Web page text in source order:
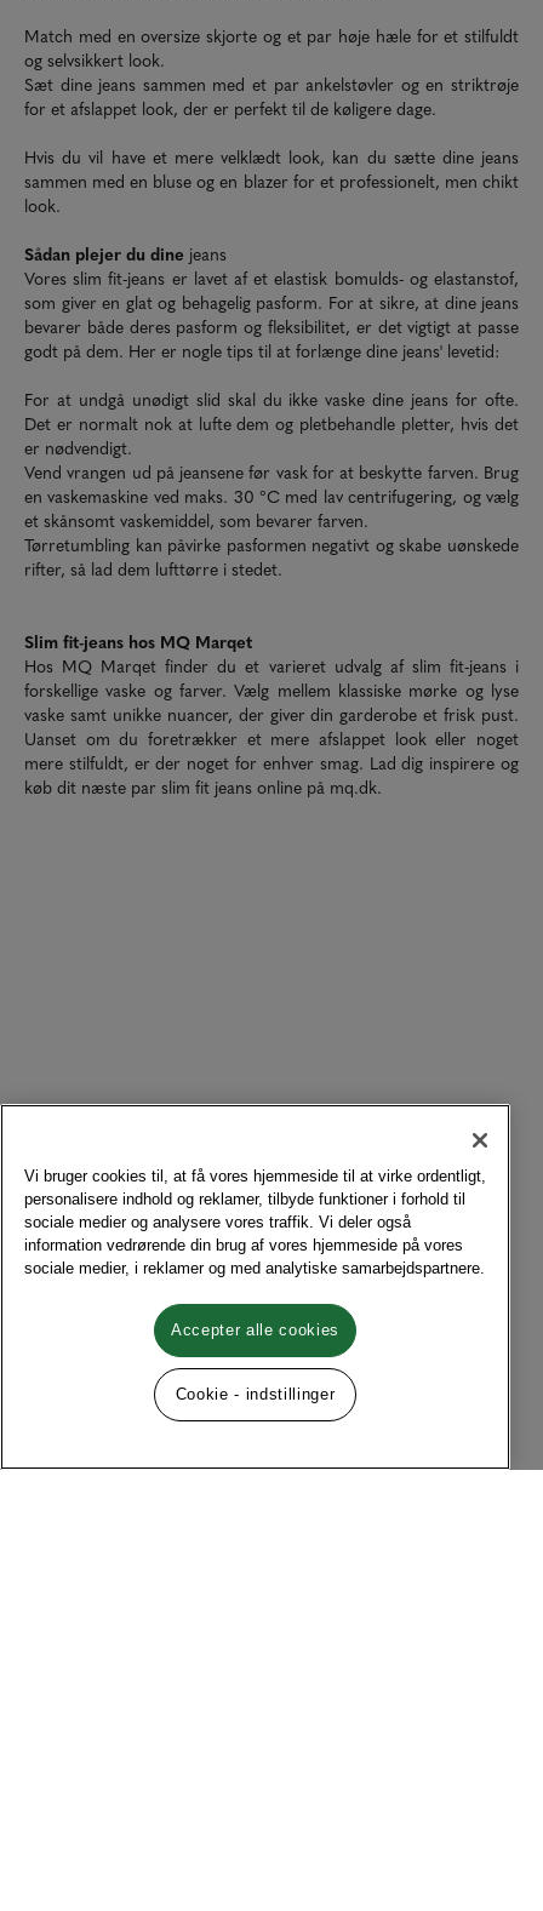
Match med en oversize skjorte og et par høje hæle for et stilfuldt
og selvsikkert look.
Sæt dine jeans sammen med et par ankelstøvler og en striktrøje
for et afslappet look, der er perfekt til de køligere dage.
Hvis du vil have et mere velklædt look, kan du sætte dine jeans
sammen med en bluseog en blazer for et professionelt, men chikt
look.
Sådan plejer du dine jeans
Vores slim fit-jeans er lavet af et elastisk bomulds- og elastanstof,
som giver en glat og behagelig pasform. For at sikre, at dine jeans
bevarer både deres pasform og fleksibilitet, er det vigtigt at passe
godt på dem. Her er nogle tips til at forlænge dine jeans' levetid:
For at undgå unødigt slid skal du ikke vaske dine jeans for ofte.
Det er normalt nok at lufte dem og pletbehandle pletter, hvis det
er nødvendigt.
Vend vrangen ud på jeansene før vask for at beskytte farven. Brug
en vaskemaskine ved maks. 30 °C med lav centrifugering, og vælg
et skånsomt vaskemiddel, som bevarer farven.
Tørretumbling kan påvirke pasformen negativt og skabe uønskede
rifter, så lad dem lufttørre i stedet.
Slim fit-jeans hos MQ Marqet
Hos MQ Marqet finder du et varieret udvalg af slim fit-jeans i
forskellige vaske og farver. Vælg mellem klassiske mørke og lyse
vaske samt unikke nuancer, der giver din garderobe et frisk pust.
Uanset om du foretrækker et mere afslappet look eller noget
mere stilfuldt, er der noget for enhver smag. Lad dig inspirere og
køb dit næste par slim fit jeans online på mq.dk.
Vi bruger cookies til, at få vores hjemmeside til at virke ordentligt,
personalisere indhold og reklamer, tilbyde funktioner i forhold til
sociale medier og analysere vores traffik. Vi deler også
information vedrørende din brug af vores hjemmeside på vores
sociale medier, i reklamer og med analytiske samarbejdspartnere.
Accepter alle cookies
Cookie - indstillinger